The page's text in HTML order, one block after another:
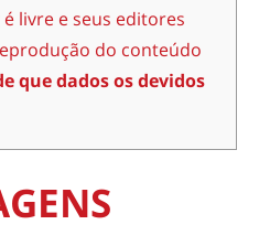
livre e seus editores
do conteúdo
que dados os devidos